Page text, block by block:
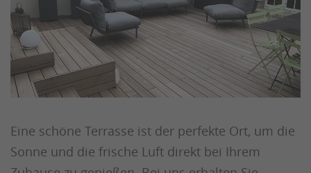
Eine schöne Terrasse ist der perfekte Ort, um die
Sonne und die frische Luft direkt bei Ihrem